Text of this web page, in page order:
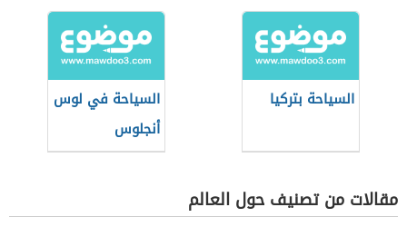
السياحة بتركيا
السياحة في لوس
أنجلوس
مقالات من تصنيف حول العالم